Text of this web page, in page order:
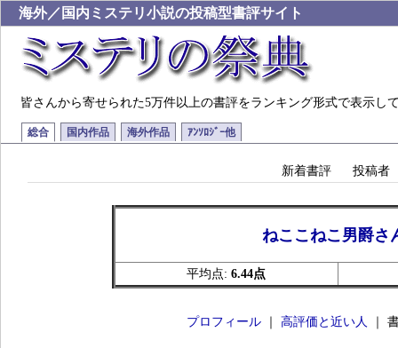
海外／国内ミステリ小説の投稿型書評サイト
皆さんから寄せられた5万件以上の書評をランキング形式で表示し
総合 国内作品 海外作品 ｱﾝｿﾛｼﾞｰ他
新着書評 投稿者
ねここねこ男爵さ
平均点: 6.44点
プロフィール｜ 高評価と近い人 ｜